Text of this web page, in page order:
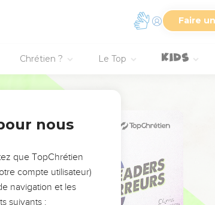
Faire
Chrétien ? Le Top
nous
que TopChrétien
compte utilisateur)
navigation et les
suivants :